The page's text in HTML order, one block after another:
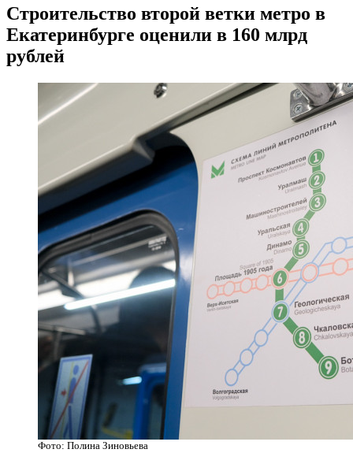
Строительство второй ветки метро в
Екатеринбурге оценили в 160 млрд
рублей
Фото: Полина Зиновьева